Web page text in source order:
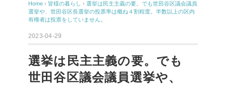
Home › 皆様の暮らし › 選挙は民主主義の要。でも世田谷区議会議員
選挙や、世田谷区長選挙の投票率は概ね４割程度。半数以上の区内
有権者は投票をしていません。
2023-04-29
選挙は民主主義の要。でも
世田谷区議会議員選挙や、